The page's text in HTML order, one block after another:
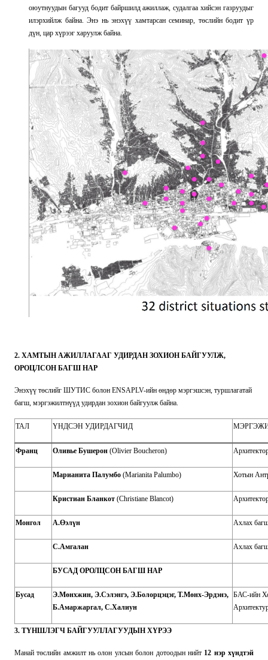
оюутнуудын багууд бодит байршилд ажиллаж, судалгаа хийсэн газруудыг
илэрхийлж байна. Энэ нь энэхүү хамтарсан семинар, төслийн бодит үр
дүн, цар хүрээг харуулж байна.
2. ХАМТЫН АЖИЛЛАГААГ УДИРДАН ЗОХИОН БАЙГУУЛЖ,
ОРОЦЛСОН БАГШ НАР
Энэхүү төслийг ШУТИС болон ENSAPLV-ийн өндөр мэргэшсэн, туршлагатай
багш, мэргэжилтнүүд удирдан зохион байгуулж байна.
ТАЛ ҮНДСЭН УДИРДАГЧИД
Франц Оливье Бушерон (Olivier Boucheron)
Марианита Палумбо (Marianita Palumbo) Хотын
Кристиан Бланкот (Christiane Blancot)
Монгол А.Өэлүн Ахлах
С.Амгалан Ахлах
БУСАД ОРОЛЦСОН БАГШ НАР
Бусад
Э.Мөнхжин, Э.Сэлэнгэ, Э.Болорцэцэг, Т.Мөнх-Эрдэнэ,
Б.Амаржаргал, С.Халиун
БАС-ийн
3. ТҮНШЛЭГЧ БАЙГУУЛЛАГУУДЫН ХҮРЭЭ
Манай төслийн амжилт нь олон улсын болон дотоодын нийт 12 нэр хүндтэй